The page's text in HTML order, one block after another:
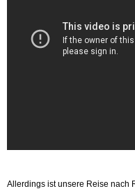
Allerdings ist unsere Reise nach